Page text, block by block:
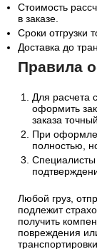
Стоимость
в заказе.
Сроки отгрузки
Доставка до
Правила
Для расчета
оформить
заказа
При
полностью,
Специалисты
Любой груз,
подлежит
получить
повреждения